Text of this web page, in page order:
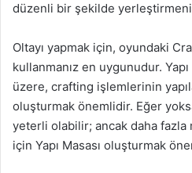
düzenli bir şekilde
Oltayı yapmak için, oyundaki
kullanmanız en uygunudur.
üzere, crafting işlemlerinin
oluşturmak önemlidir. Eğer
yeterli olabilir; ancak daha
için Yapı Masası oluşturmak